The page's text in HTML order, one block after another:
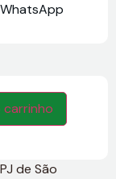
WhatsApp
carrinho
de São